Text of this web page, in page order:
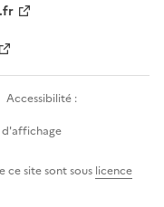
Accessibilité :
d'affichage
ce site sont sous licence